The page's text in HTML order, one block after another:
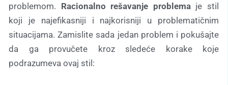
problemom. Racionalno rešavanje problemaje stil
koji je najefikasniji i najkorisniji u problematičnim
situacijama. Zamislite sada jedan problem i pokušajte
da ga provučete kroz sledeće korake koje
podrazumeva ovaj stil: